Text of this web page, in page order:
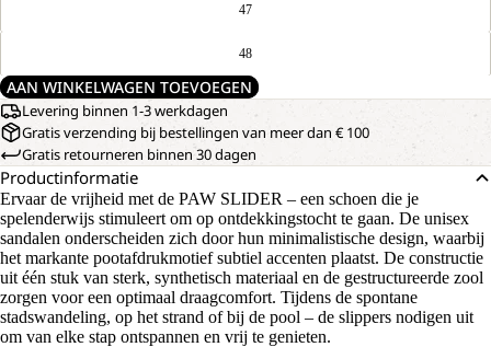
47
48
AAN WINKELWAGEN TOEVOEGEN
Levering binnen 1-3 werkdagen
Gratis verzending bij bestellingen van meer dan € 100
Gratis retourneren binnen 30 dagen
Productinformatie
Ervaar de vrijheid met de PAW SLIDER – een schoen die je
spelenderwijs stimuleert om op ontdekkingstocht te gaan. De unisex
sandalen onderscheiden zich door hun minimalistische design, waarbij
het markante pootafdrukmotief subtiel accenten plaatst. De constructie
uit één stuk van sterk, synthetisch materiaal en de gestructureerde zool
zorgen voor een optimaal draagcomfort. Tijdens de spontane
stadswandeling, op het strand of bij de pool – de slippers nodigen uit
om van elke stap ontspannen en vrij te genieten.